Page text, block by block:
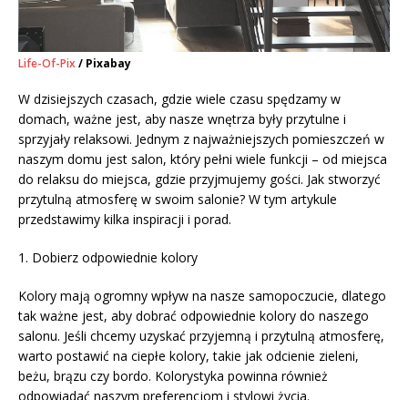
Life-Of-Pix/ Pixabay
W dzisiejszych czasach, gdzie wiele czasu spędzamy w
domach, ważne jest, aby nasze wnętrza były przytulne i
sprzyjały relaksowi. Jednym z najważniejszych pomieszczeń w
naszym domu jest salon, który pełni wiele funkcji – od miejsca
do relaksu do miejsca, gdzie przyjmujemy gości. Jak stworzyć
przytulną atmosferę w swoim salonie? W tym artykule
przedstawimy kilka inspiracji i porad.
1. Dobierz odpowiednie kolory
Kolory mają ogromny wpływ na nasze samopoczucie, dlatego
tak ważne jest, aby dobrać odpowiednie kolory do naszego
salonu. Jeśli chcemy uzyskać przyjemną i przytulną atmosferę,
warto postawić na ciepłe kolory, takie jak odcienie zieleni,
beżu, brązu czy bordo. Kolorystyka powinna również
odpowiadać naszym preferencjom i stylowi życia.